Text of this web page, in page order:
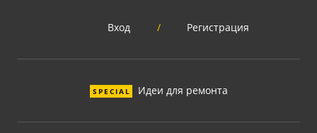
Вход / Регистрация
SPECIAL Идеи для ремонта